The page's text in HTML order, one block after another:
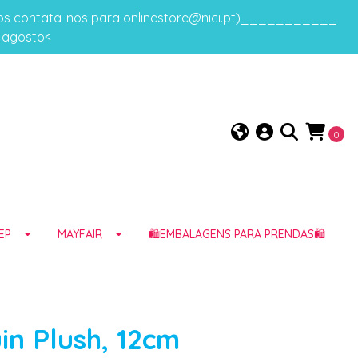
contata-nos para onlinestore@nici.pt)___________
agosto<
0
MAYFAIR 🛍️EMBALAGENS PARA PRENDAS🛍️
Plush, 12cm